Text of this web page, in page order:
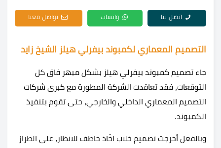
اتصل بنا واتساب تواصل معنا
التصميم المعماري لكمبوند بيفرلي هيلز الشيخ زايد
جاء تصميم كمبوند بيفرلي هيلز بشكل مبهر فاق كل
التوقعات، فقد تعاقدت الشركة المطورة مع كبرى شركات
التصميم المعماري الداخلي والخارجي، حتى تقوم بتنفيذ
الكمبوند.
وبالفعل أخرجت تصميم خلاب اخّاذ خاطف للانظار، على الطراز